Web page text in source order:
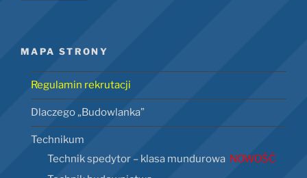
MAPA STRONY
Regulamin rekrutacji
Dlaczego „Budowlanka”
Technikum
Technik spedytor – klasa mundurowa NOWOŚĆ